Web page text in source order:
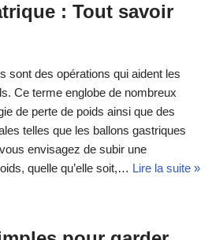
: Tout savoir
sont des opérations qui aident les
Ce terme englobe de nombreux
de perte de poids ainsi que des
telles que les ballons gastriques
envisagez de subir une
quelle qu’elle soit,… Lire la suite »